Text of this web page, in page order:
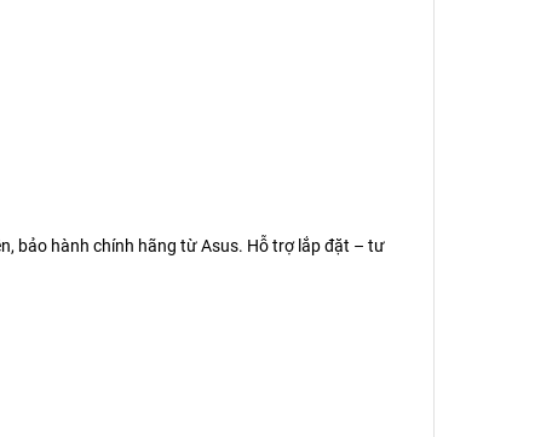
bảo hành chính hãng từ Asus. Hỗ trợ lắp đặt – tư